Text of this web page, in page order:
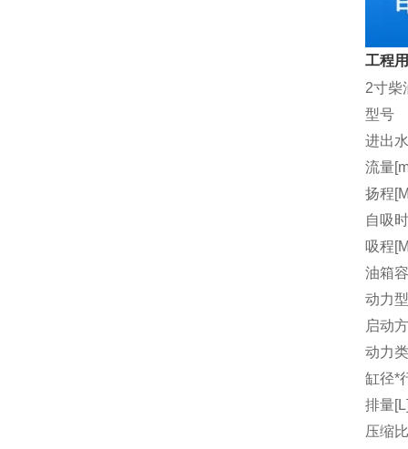
工程
2寸柴
型号
进出
流量
扬程
自吸
吸程
油箱
动力
启动
动力
缸径*
排量
压缩比